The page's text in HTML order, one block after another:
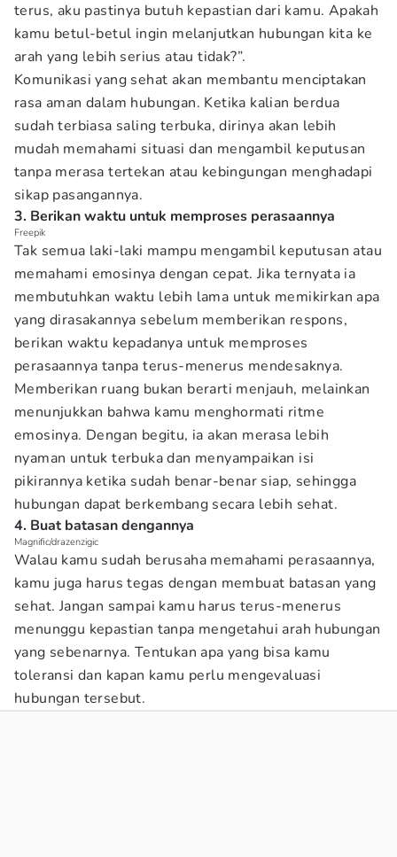
terus, aku pastinya butuh kepastian dari kamu. Apakah
kamu betul-betul ingin melanjutkan hubungan kita ke
arah yang lebih serius atau tidak?”.
Komunikasi yang sehat akan membantu menciptakan
rasa aman dalam hubungan. Ketika kalian berdua
sudah terbiasa saling terbuka, dirinya akan lebih
mudah memahami situasi dan mengambil keputusan
tanpa merasa tertekan atau kebingungan menghadapi
sikap pasangannya.
3. Berikan waktu untuk memproses perasaannya
Freepik
Tak semua laki-laki mampu mengambil keputusan atau
memahami emosinya dengan cepat. Jika ternyata ia
membutuhkan waktu lebih lama untuk memikirkan apa
yang dirasakannya sebelum memberikan respons,
berikan waktu kepadanya untuk memproses
perasaannya tanpa terus-menerus mendesaknya.
Memberikan ruang bukan berarti menjauh, melainkan
menunjukkan bahwa kamu menghormati ritme
emosinya. Dengan begitu, ia akan merasa lebih
nyaman untuk terbuka dan menyampaikan isi
pikirannya ketika sudah benar-benar siap, sehingga
hubungan dapat berkembang secara lebih sehat.
4. Buat batasan dengannya
Magnific/drazenzigic
Walau kamu sudah berusaha memahami perasaannya,
kamu juga harus tegas dengan membuat batasan yang
sehat. Jangan sampai kamu harus terus-menerus
menunggu kepastian tanpa mengetahui arah hubungan
yang sebenarnya. Tentukan apa yang bisa kamu
toleransi dan kapan kamu perlu mengevaluasi
hubungan tersebut.